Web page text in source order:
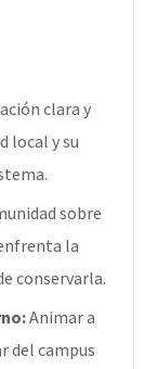
clara y
local y su
sobre
la
conservarla.
Animar a
del campus